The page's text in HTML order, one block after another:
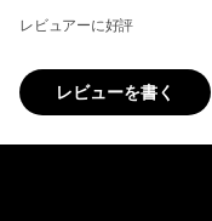
レビュアーに好評
レビューを書く